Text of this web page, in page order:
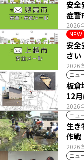
2026
安全
症警
NEW
2026
安全
さい
ニュ
2026
板倉
12
ニュ
2026
生き
作戦
ニュ